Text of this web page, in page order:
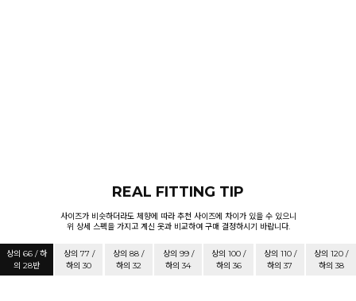
REAL FITTING TIP
사이즈가 비슷하더라도 체향에 따라 추천 사이즈에 차이가 있을 수 있으니
위 상세 스펙을 가지고 계신 옷과 비교하여 구매 결정하시기 바랍니다.
상의 66 / 하
의 28반
상의 77 /
하의 30
상의 88 /
하의 32
상의 99 /
하의 34
상의 100 /
하의 36
상의 110 /
하의 37
상의 120 /
하의 38